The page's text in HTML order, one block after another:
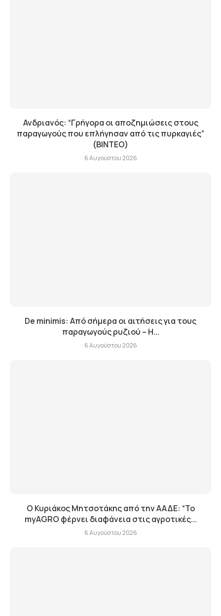
Ανδριανός: “Γρήγορα οι αποζημιώσεις στους
παραγωγούς που επλήγησαν από τις πυρκαγιές”
(BINTEO)
6 Αυγούστου 2026
De minimis: Από σήμερα οι αιτήσεις για τους
παραγωγούς ρυζιού – Η...
6 Αυγούστου 2026
Ο Κυριάκος Μητσοτάκης από την ΑΑΔΕ: “Το
myAGRO φέρνει διαφάνεια στις αγροτικές...
6 Αυγούστου 2026